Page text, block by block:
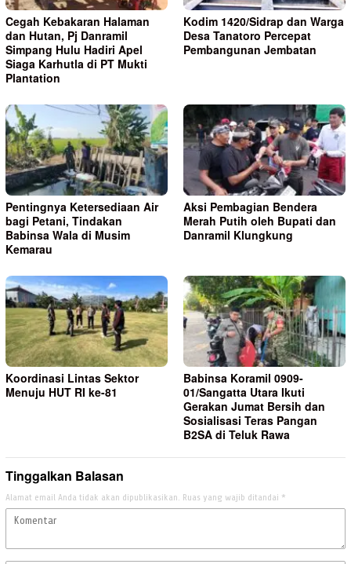
Cegah Kebakaran Halaman
dan Hutan, Pj Danramil
Simpang Hulu Hadiri Apel
Siaga Karhutla di PT Mukti
Plantation
Kodim 1420/Sidrap dan Warga
Desa Tanatoro Percepat
Pembangunan Jembatan
Pentingnya Ketersediaan Air
bagi Petani, Tindakan
Babinsa Wala di Musim
Kemarau
Aksi Pembagian Bendera
Merah Putih oleh Bupati dan
Danramil Klungkung
Koordinasi Lintas Sektor
Menuju HUT RI ke-81
Babinsa Koramil 0909-
01/Sangatta Utara Ikuti
Gerakan Jumat Bersih dan
Sosialisasi Teras Pangan
B2SA di Teluk Rawa
Tinggalkan Balasan
Alamat email Anda tidak akan dipublikasikan. Ruas yang wajib ditandai *